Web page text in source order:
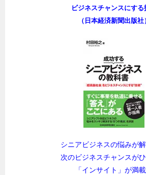
ビジネスチャンスにする
（日本経済新聞出版社）
シニアビジネスの悩みが
次のビジネスチャンスがひ
「インサイト」が満載